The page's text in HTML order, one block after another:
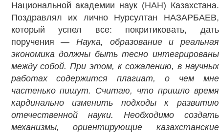
Национальной академии наук (НАН) Казахстана.
Поздравлял их лично Нурсултан НАЗАРБАЕВ,
который успел все: покритиковать, дать
поручения — Наука, образование и реальная
экономика должны быть тесно интегрированы
между собой. При этом, к сожалению, в научных
работах содержится плагиат, о чем мне
частенько пишут. Считаю, что пришло время
кардинально изменить подходы к развитию
отечественной науки. Необходимо создать
механизмы, ориентирующие казахстанские